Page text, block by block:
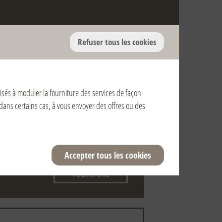
Refuser tous les cookies
à moduler la fourniture des services de façon
certains cas, à vous envoyer des offres ou des
Accepter tous les cookies